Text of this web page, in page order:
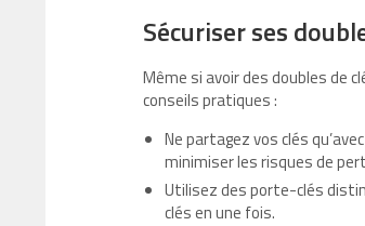
Sécuriser ses
Même si avoir des doubles de
conseils pratiques :
Ne partagez vos clés
minimiser les risques de
Utilisez des porte-clés
clés en une fois.